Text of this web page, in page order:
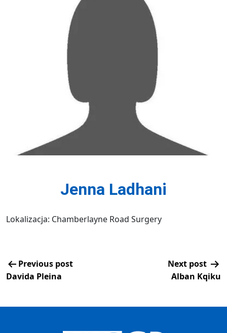
Jenna Ladhani
Lokalizacja: Chamberlayne Road Surgery
Previous post
Davida Pleina
Next post
Alban Kqiku